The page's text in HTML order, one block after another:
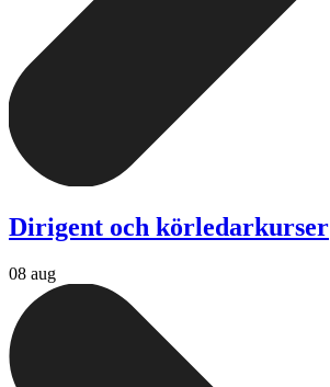
Dirigent och körledarkurser
08 aug